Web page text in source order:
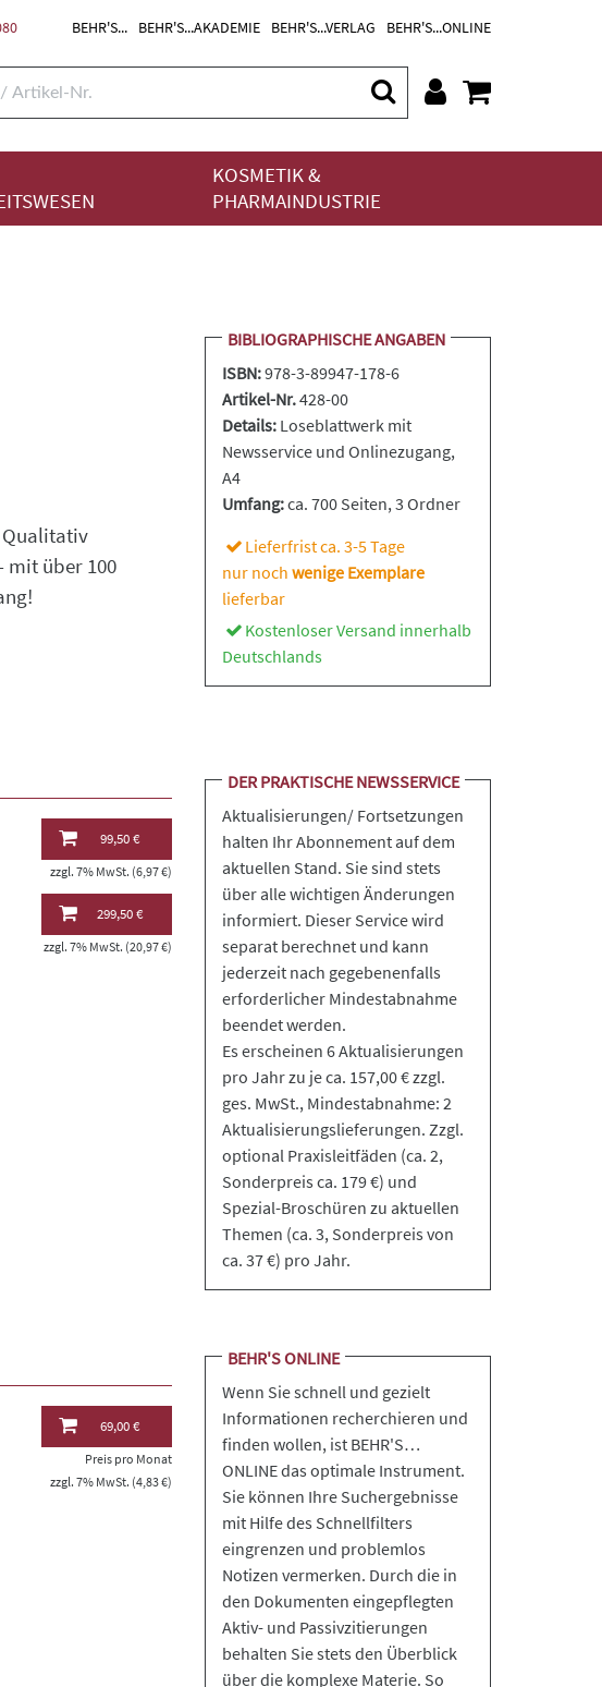
BEHR'S... BEHR'S...AKADEMIE BEHR'S...VERLAG BEHR'S...ONLINE
KOSMETIK &
PHARMAINDUSTRIE
Qualitativ
mit über 100
BIBLIOGRAPHISCHE ANGABEN
ISBN:978-3-89947-178-6
Artikel-Nr.428-00
Details: Loseblattwerk mit
Newsservice und Onlinezugang,
A4
Umfang:ca. 700 Seiten, 3 Ordner
Lieferfrist ca. 3-5 Tage
nur nochwenige Exemplare
lieferbar
Kostenloser Versand innerhalb
Deutschlands
99,50 €
zzgl. 7% MwSt. (6,97 €)
299,50 €
zzgl. 7% MwSt. (20,97 €)
DER PRAKTISCHE NEWSSERVICE
Aktualisierungen/ Fortsetzungen
halten Ihr Abonnement auf dem
aktuellen Stand. Sie sind stets
über alle wichtigen Änderungen
informiert. Dieser Service wird
separat berechnet und kann
jederzeit nach gegebenenfalls
erforderlicher Mindestabnahme
beendet werden.
Es erscheinen 6 Aktualisierungen
pro Jahr zu je ca. 157,00 € zzgl.
ges. MwSt., Mindestabnahme: 2
Aktualisierungslieferungen. Zzgl.
optional Praxisleitfäden (ca. 2,
Sonderpreis ca. 179 €) und
Spezial-Broschüren zu aktuellen
Themen (ca. 3, Sonderpreis von
ca. 37 €) pro Jahr.
69,00 €
Preis pro Monat
zzgl. 7% MwSt. (4,83 €)
BEHR'S ONLINE
Wenn Sie schnell und gezielt
Informationen recherchieren und
finden wollen, ist BEHR'S…
ONLINE das optimale Instrument.
Sie können Ihre Suchergebnisse
mit Hilfe des Schnellfilters
eingrenzen und problemlos
Notizen vermerken. Durch die in
den Dokumenten eingepflegten
Aktiv- und Passivzitierungen
behalten Sie stets den Überblick
über die komplexe Materie. So